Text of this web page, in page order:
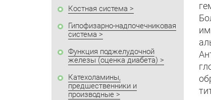
Костная система
Гипофизарно-надпочечниковая
система
Функция поджелудочной
железы (оценка диабета)
Катехоламины,
предшественники и
производные